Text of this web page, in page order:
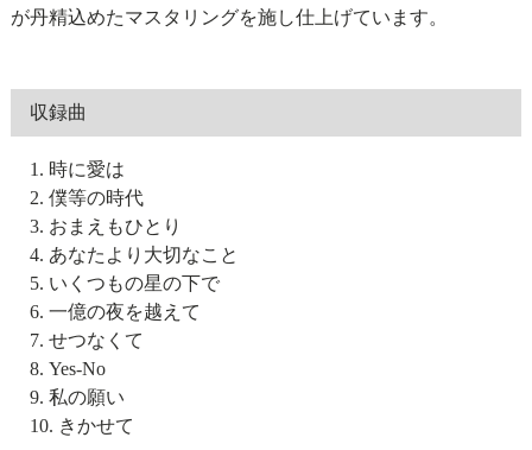
が丹精込めたマスタリングを施し仕上げています。
収録曲
1. 時に愛は
2. 僕等の時代
3. おまえもひとり
4. あなたより大切なこと
5. いくつもの星の下で
6. 一億の夜を越えて
7. せつなくて
8. Yes-No
9. 私の願い
10. きかせて